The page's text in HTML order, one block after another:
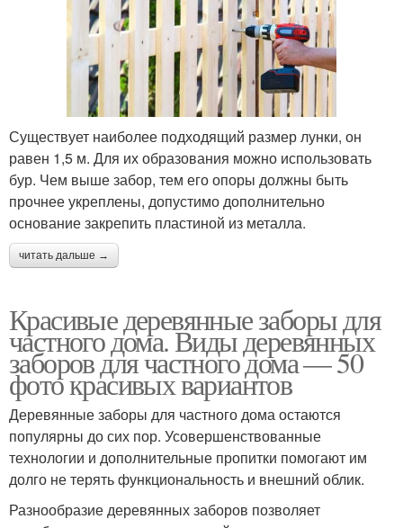
Существует наиболее подходящий размер лунки, он
равен 1,5 м. Для их образования можно использовать
бур. Чем выше забор, тем его опоры должны быть
прочнее укреплены, допустимо дополнительно
основание закрепить пластиной из металла.
читать дальше →
Красивые деревянные заборы для
частного дома. Виды деревянных
заборов для частного дома — 50
фото красивых вариантов
Деревянные заборы для частного дома остаются
популярны до сих пор. Усовершенствованные
технологии и дополнительные пропитки помогают им
долго не терять функциональность и внешний облик.
Разнообразие деревянных заборов позволяет